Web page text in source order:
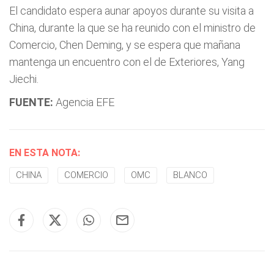
El candidato espera aunar apoyos durante su visita a
China, durante la que se ha reunido con el ministro de
Comercio, Chen Deming, y se espera que mañana
mantenga un encuentro con el de Exteriores, Yang
Jiechi.
FUENTE: Agencia EFE
EN ESTA NOTA:
CHINA COMERCIO OMC BLANCO